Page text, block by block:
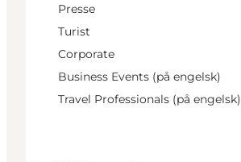
Presse
Turist
Corporate
Business Events (på engelsk)
Travel Professionals (på engelsk)